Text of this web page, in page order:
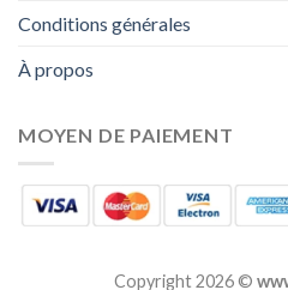
Conditions générales
À propos
MOYEN DE PAIEMENT
Copyright 2026 ©